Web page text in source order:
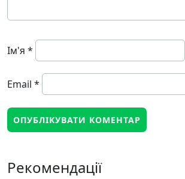
Ім'я *
Email *
Рекомендації